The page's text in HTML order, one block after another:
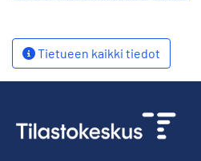
Tietueen kaikki tiedot